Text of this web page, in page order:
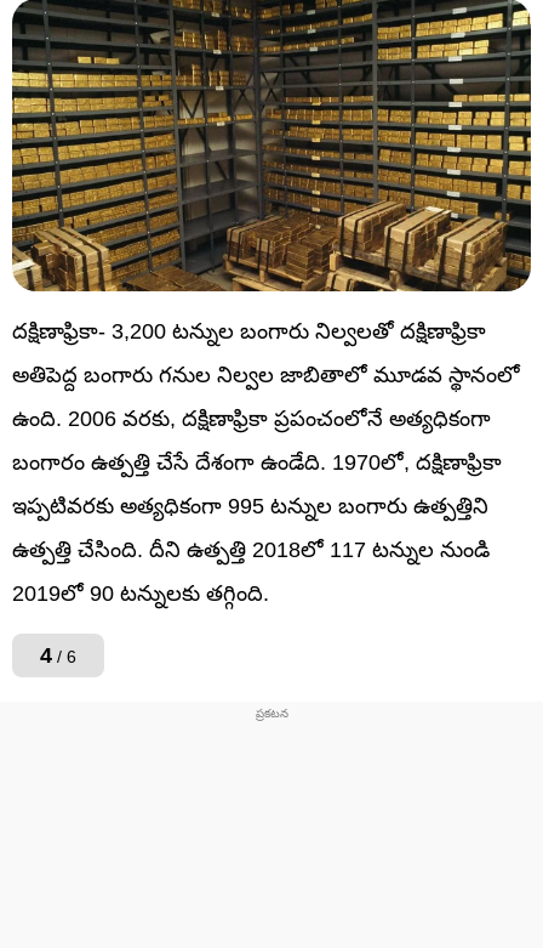
దక్షిణాఫ్రికా- 3,200 టన్నుల బంగారు నిల్వలతో దక్షిణాఫ్రికా
అతిపెద్ద బంగారు గనుల నిల్వల జాబితాలో మూడవ స్థానంలో
ఉంది. 2006 వరకు, దక్షిణాఫ్రికా ప్రపంచంలోనే అత్యధికంగా
బంగారం ఉత్పత్తి చేసే దేశంగా ఉండేది. 1970లో, దక్షిణాఫ్రికా
ఇప్పటివరకు అత్యధికంగా 995 టన్నుల బంగారు ఉత్పత్తిని
ఉత్పత్తి చేసింది. దీని ఉత్పత్తి 2018లో 117 టన్నుల నుండి
2019లో 90 టన్నులకు తగ్గింది.
4 / 6